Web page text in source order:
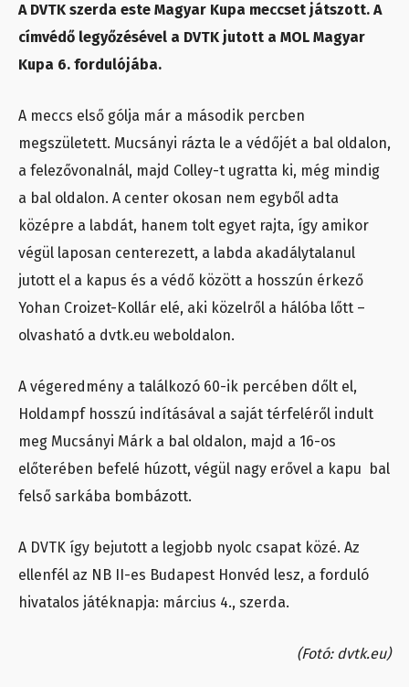
A DVTK szerda este Magyar Kupa meccset játszott. A
címvédő legyőzésével a DVTK jutott a MOL Magyar
Kupa 6. fordulójába.
A meccs első gólja már a második percben
megszületett. Mucsányi rázta le a védőjét a bal oldalon,
a felezővonalnál, majd Colley-t ugratta ki, még mindig
a bal oldalon. A center okosan nem egyből adta
középre a labdát, hanem tolt egyet rajta, így amikor
végül laposan centerezett, a labda akadálytalanul
jutott el a kapus és a védő között a hosszún érkező
Yohan Croizet-Kollár elé, aki közelről a hálóba lőtt –
olvasható a dvtk.eu weboldalon.
A végeredmény a találkozó 60-ik percében dőlt el,
Holdampf hosszú indításával a saját térfeléről indult
meg Mucsányi Márk a bal oldalon, majd a 16-os
előterében befelé húzott, végül nagy erővel a kapu bal
felső sarkába bombázott.
A DVTK így bejutott a legjobb nyolc csapat közé. Az
ellenfél az NB II-es Budapest Honvéd lesz, a forduló
hivatalos játéknapja: március 4., szerda.
(Fotó: dvtk.eu)